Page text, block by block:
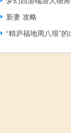
新妻 攻略
“精庐福地周八垠”